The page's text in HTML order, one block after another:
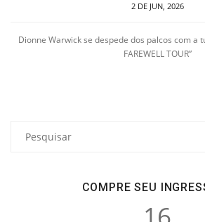
2 DE JUN, 2026
Dionne Warwick se despede dos palcos com a
FAREWELL TOUR”
COMPRE SEU